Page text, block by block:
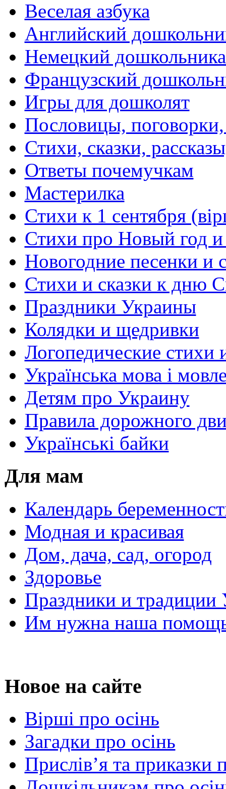
Веселая азбука
Английский
Немецкий
Французский
Игры для дошколят
Пословицы,
Стихи, сказки,
Ответы почемучкам
Мастерилка
Стихи к 1 сентября
Стихи про Новый год
Новогодние песенки и
Стихи и сказки к дню
Праздники Украины
Колядки и щедривки
Логопедические стихи
Українська мова і
Детям про Украину
Правила дорожного
Українські байки
Для мам
Календарь
Модная и красивая
Дом, дача, сад, огород
Здоровье
Праздники и традиции
Им нужна наша
Новое на сайте
Вірші про осінь
Загадки про осінь
Прислів’я та приказки